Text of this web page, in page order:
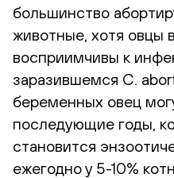
большинство
животные, хотя овцы
восприимчивы к
заразившемся C.
беременных овец
последующие годы,
становится
ежегодно у 5-10%